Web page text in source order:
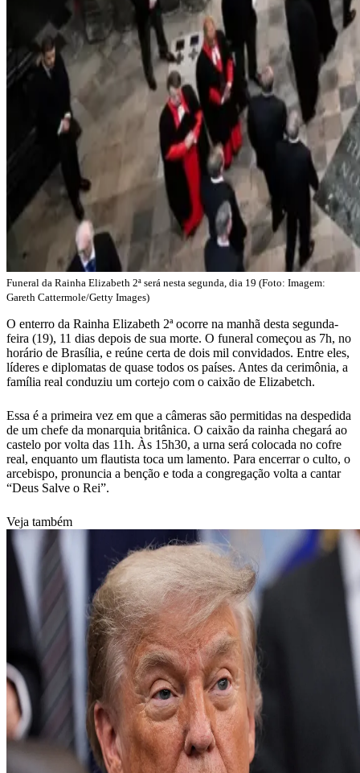
Funeral da Rainha Elizabeth 2ª será nesta segunda, dia 19 (Foto: Imagem:
Gareth Cattermole/Getty Images)
O enterro da Rainha Elizabeth 2ª ocorre na manhã desta segunda-
feira (19), 11 dias depois de sua morte. O funeral começou as 7h, no
horário de Brasília, e reúne certa de dois mil convidados. Entre eles,
líderes e diplomatas de quase todos os países. Antes da cerimônia, a
família real conduziu um cortejo com o caixão de Elizabetch.
Essa é a primeira vez em que a câmeras são permitidas na despedida
de um chefe da monarquia britânica. O caixão da rainha chegará ao
castelo por volta das 11h. Às 15h30, a urna será colocada no cofre
real, enquanto um flautista toca um lamento. Para encerrar o culto, o
arcebispo, pronuncia a benção e toda a congregação volta a cantar
“Deus Salve o Rei”.
Veja também